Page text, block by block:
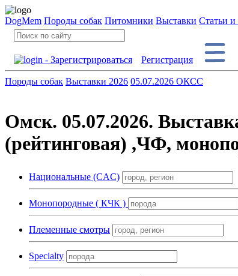
DogMem Породы собак Питомники Выставки Статьи и
Регистрация
Породы собак Выставки 2026 05.07.2026 ОКСС
Омск. 05.07.2026.
(рейтинговая) ,ЧФ,
Национальные (CAC)
Монопородные ( КЧК )
Племенные смотры
Specialty